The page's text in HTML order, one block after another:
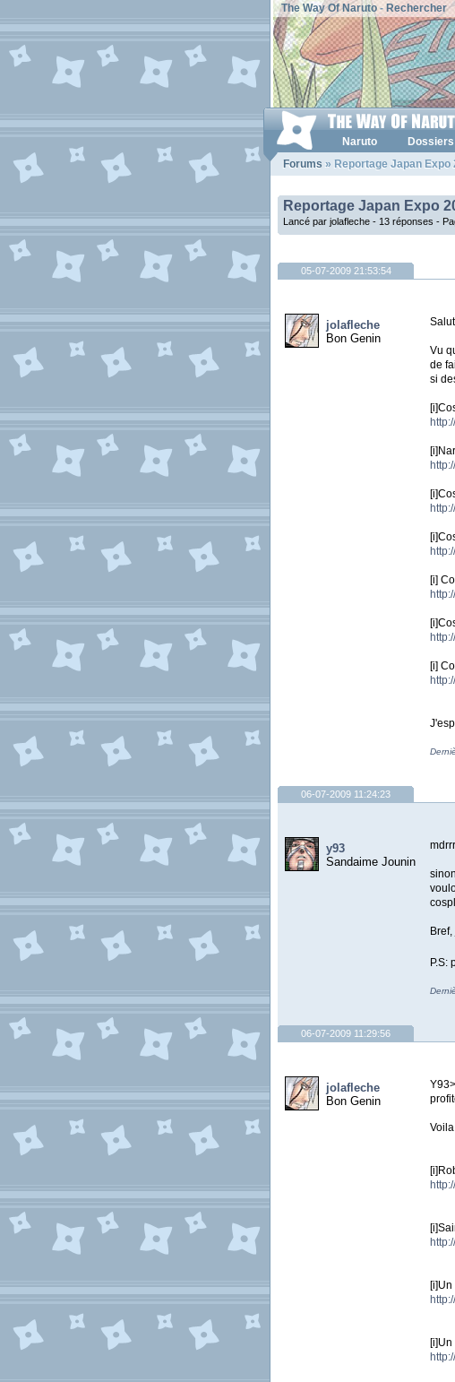
The Way Of Naruto- Rechercher
Naruto Dossiers
Forums » Reportage Japan Expo
Reportage Japan Expo
Lancé par jolafleche - 13 réponses -
05-07-2009 21:53:54
jolafleche
Bon Genin
Vu
de
si
[i]
[i]
06-07-2009 11:24:23
y93
Sandaime Jounin
P.S:
06-07-2009 11:29:56
jolafleche
Bon Genin
[i]Un
[i]Un